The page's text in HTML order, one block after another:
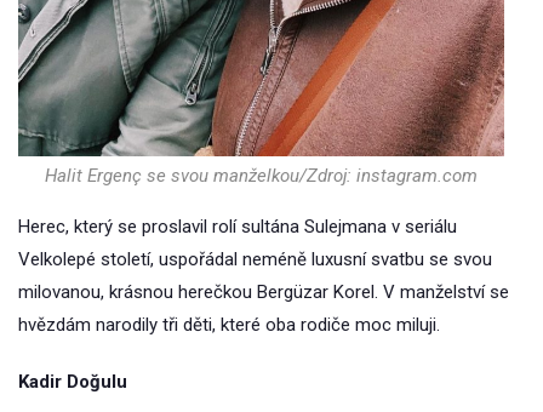
Halit Ergenç se svou manželkou/Zdroj: instagram.com
Herec, který se proslavil rolí sultána Sulejmana v seriálu
Velkolepé století, uspořádal neméně luxusní svatbu se svou
milovanou, krásnou herečkou Bergüzar Korel. V manželství se
hvězdám narodily tři děti, které oba rodiče moc miluji.
Kadir Doğulu